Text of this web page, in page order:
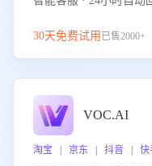
30天免费试用 已售2000+
VOC.AI
淘宝 | 京东 | 抖音 | 快